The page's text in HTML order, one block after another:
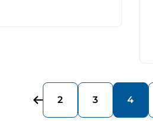
2 3 4